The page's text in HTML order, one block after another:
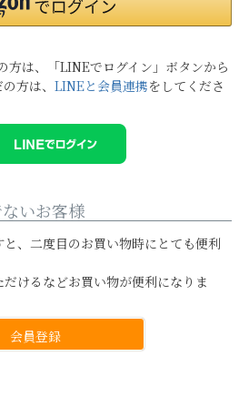
方は、「LINEでログイン」ボタンから
方は、 LINEと会員連携をしてくださ
いお客様
、二度目のお買い物時にとても便利
けるなどお買い物が便利になりま
会員登録